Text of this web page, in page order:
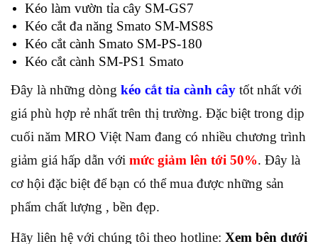
Kéo làm vườn tỉa cây SM-GS7
Kéo cắt đa năng Smato SM-MS8S
Kéo cắt cành Smato SM-PS-180
Kéo cắt cành SM-PS1 Smato
Đây là những dòng kéo cắt tỉa cành cây tốt nhất với
giá phù hợp rẻ nhất trên thị trường. Đặc biệt trong dịp
cuối năm MRO Việt Nam đang có nhiều chương trình
giảm giá hấp dẫn với mức giảm lên tới 50%. Đây là
cơ hội đặc biệt để bạn có thể mua được những sản
phẩm chất lượng , bền đẹp.
Hãy liên hệ với chúng tôi theo hotline: Xem bên dưới